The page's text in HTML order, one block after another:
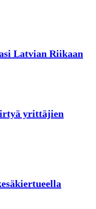
Latvian Riikaan
yrittäjien